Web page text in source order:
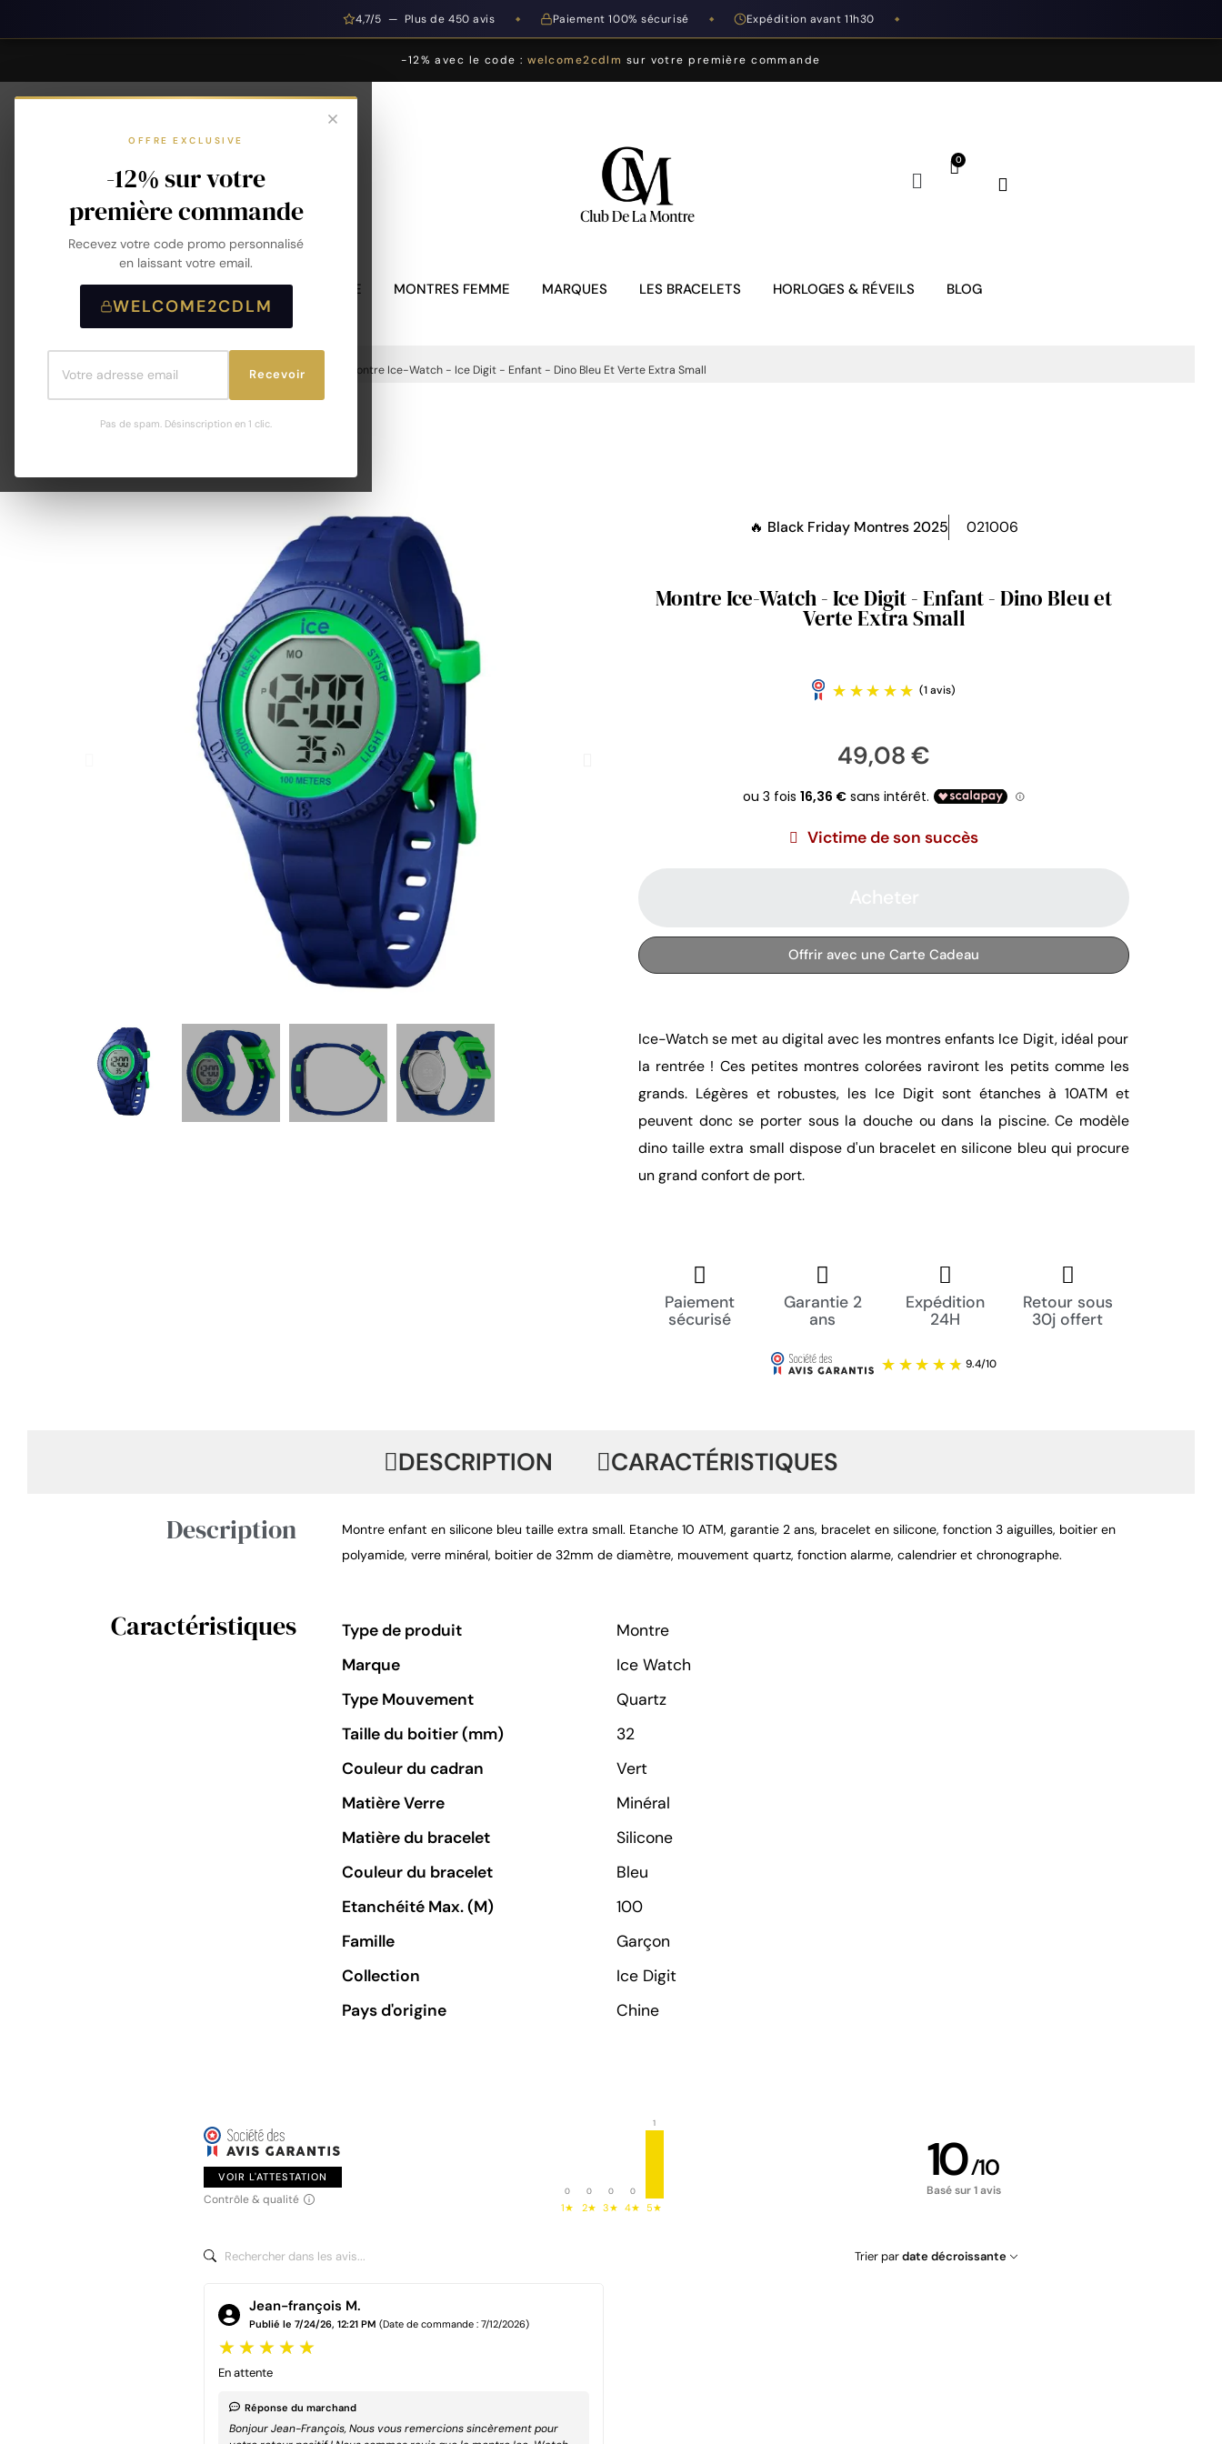
4,7/5 — Plus de 450 avis ◆ Paiement 100% sécurisé ◆ Expédition avant 11h30 ◆
-12% avec le code :welcome2cdlm sur votre première commande
OFFRE EXCLUSIVE
-12% sur votre
première commande
Recevez votre code promo personnalisé
en laissant votre email.
WELCOME2CDLM
Recevoir
Pas de spam. Désinscription en 1 clic.
MONTRES HOMME MONTRES FEMME MARQUES LES BRACELETS HORLOGES & RÉVEILS BLOG
Accueil 🔥 Black Friday Montres 2025 Montre Ice-Watch - Ice Digit - Enfant - Dino Bleu Et Verte Extra Small
🔥 Black Friday Montres 2025 021006
Montre Ice-Watch - Ice Digit - Enfant - Dino Bleu et
Verte Extra Small
49,08 €
Victime de son succès
Offrir avec une Carte Cadeau
Ice-Watch se met au digital avec les montres enfants Ice Digit, idéal pour
la rentrée ! Ces petites montres colorées raviront les petits comme les
grands. Légères et robustes, les Ice Digit sont étanches à 10ATM et
peuvent donc se porter sous la douche ou dans la piscine. Ce modèle
dino taille extra small dispose d'un bracelet en silicone bleu qui procure
un grand confort de port.
Paiement
sécurisé
Garantie 2
ans
Expédition
24H
Retour sous
30j offert
DESCRIPTION CARACTÉRISTIQUES
Description
Montre enfant en silicone bleu taille extra small. Etanche 10 ATM, garantie 2 ans, bracelet en silicone, fonction 3 aiguilles, boitier en
polyamide, verre minéral, boitier de 32mm de diamètre, mouvement quartz, fonction alarme, calendrier et chronographe.
Caractéristiques Type de produit
Montre
Marque
Ice Watch
Type Mouvement
Quartz
Taille du boitier (mm)
32
Couleur du cadran
Vert
Matière Verre
Minéral
Matière du bracelet
Silicone
Couleur du bracelet
Bleu
Etanchéité Max. (M)
100
Famille
Garçon
Collection
Ice Digit
Pays d'origine
Chine
VOIR L'ATTESTATION
Contrôle & qualité
0
1★
0
2★
0
3★
0
4★
1
5★
10/10
Basé sur 1 avis
Trier pardate décroissante
Jean-françois M.
Publié le 7/24/26, 12:21 PM (Date de commande : 7/12/2026)
En attente
Réponse du marchand
Bonjour Jean-François, Nous vous remercions sincèrement pour